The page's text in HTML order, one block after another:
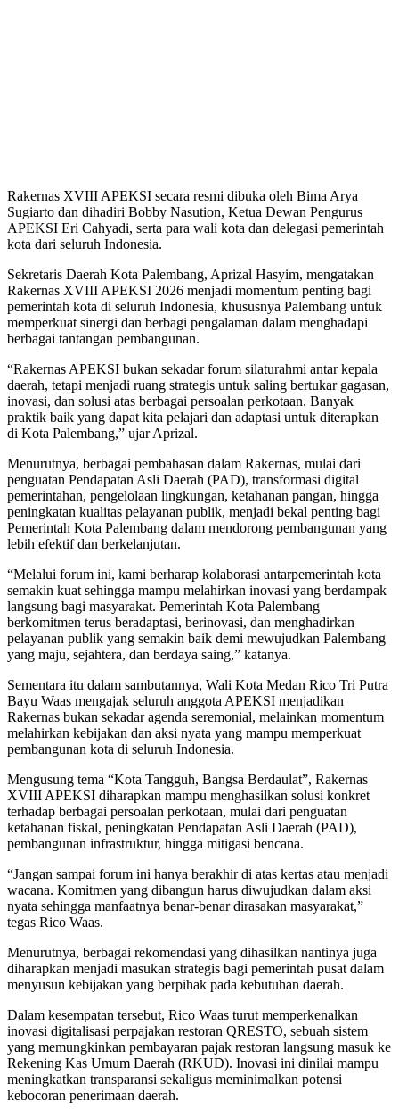
Rakernas XVIII APEKSI secara resmi dibuka oleh Bima Arya
Sugiarto dan dihadiri Bobby Nasution, Ketua Dewan Pengurus
APEKSI Eri Cahyadi, serta para wali kota dan delegasi pemerintah
kota dari seluruh Indonesia.
Sekretaris Daerah Kota Palembang, Aprizal Hasyim, mengatakan
Rakernas XVIII APEKSI 2026 menjadi momentum penting bagi
pemerintah kota di seluruh Indonesia, khususnya Palembang untuk
memperkuat sinergi dan berbagi pengalaman dalam menghadapi
berbagai tantangan pembangunan.
“Rakernas APEKSI bukan sekadar forum silaturahmi antar kepala
daerah, tetapi menjadi ruang strategis untuk saling bertukar gagasan,
inovasi, dan solusi atas berbagai persoalan perkotaan. Banyak
praktik baik yang dapat kita pelajari dan adaptasi untuk diterapkan
di Kota Palembang,” ujar Aprizal.
Menurutnya, berbagai pembahasan dalam Rakernas, mulai dari
penguatan Pendapatan Asli Daerah (PAD), transformasi digital
pemerintahan, pengelolaan lingkungan, ketahanan pangan, hingga
peningkatan kualitas pelayanan publik, menjadi bekal penting bagi
Pemerintah Kota Palembang dalam mendorong pembangunan yang
lebih efektif dan berkelanjutan.
“Melalui forum ini, kami berharap kolaborasi antarpemerintah kota
semakin kuat sehingga mampu melahirkan inovasi yang berdampak
langsung bagi masyarakat. Pemerintah Kota Palembang
berkomitmen terus beradaptasi, berinovasi, dan menghadirkan
pelayanan publik yang semakin baik demi mewujudkan Palembang
yang maju, sejahtera, dan berdaya saing,” katanya.
Sementara itu dalam sambutannya, Wali Kota Medan Rico Tri Putra
Bayu Waas mengajak seluruh anggota APEKSI menjadikan
Rakernas bukan sekadar agenda seremonial, melainkan momentum
melahirkan kebijakan dan aksi nyata yang mampu memperkuat
pembangunan kota di seluruh Indonesia.
Mengusung tema “Kota Tangguh, Bangsa Berdaulat”, Rakernas
XVIII APEKSI diharapkan mampu menghasilkan solusi konkret
terhadap berbagai persoalan perkotaan, mulai dari penguatan
ketahanan fiskal, peningkatan Pendapatan Asli Daerah (PAD),
pembangunan infrastruktur, hingga mitigasi bencana.
“Jangan sampai forum ini hanya berakhir di atas kertas atau menjadi
wacana. Komitmen yang dibangun harus diwujudkan dalam aksi
nyata sehingga manfaatnya benar-benar dirasakan masyarakat,”
tegas Rico Waas.
Menurutnya, berbagai rekomendasi yang dihasilkan nantinya juga
diharapkan menjadi masukan strategis bagi pemerintah pusat dalam
menyusun kebijakan yang berpihak pada kebutuhan daerah.
Dalam kesempatan tersebut, Rico Waas turut memperkenalkan
inovasi digitalisasi perpajakan restoran QRESTO, sebuah sistem
yang memungkinkan pembayaran pajak restoran langsung masuk ke
Rekening Kas Umum Daerah (RKUD). Inovasi ini dinilai mampu
meningkatkan transparansi sekaligus meminimalkan potensi
kebocoran penerimaan daerah.